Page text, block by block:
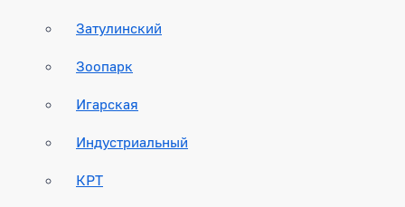
Затулинский
Зоопарк
Игарская
Индустриальный
КРТ